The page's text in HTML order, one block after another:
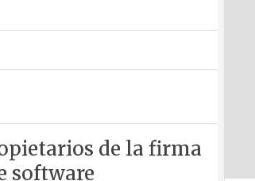
de la firma
software